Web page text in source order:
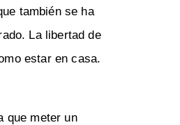
también se ha
La libertad de
estar en casa.
que meter un